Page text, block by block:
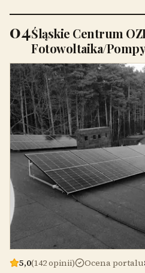
04Śląskie Centrum
Fotowoltaika/
5,0(142 opinii) Ocena portalu